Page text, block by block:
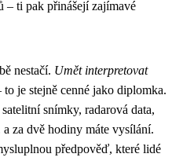
– ti pak přinášejí zajímavé
nestačí. Umět interpretovat
je stejně cenné jako diplomka.
snímky, radarová data,
za dvě hodiny máte vysílání.
předpověď, které lidé